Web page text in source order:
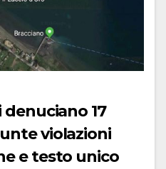
denuciano 17
violazioni
e testo unico